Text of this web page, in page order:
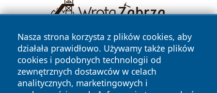
Nasza strona korzysta z plików cookies, aby
działała prawidłowo. Używamy także plików
cookies i podobnych technologii od
zewnętrznych dostawców w celach
analitycznych, marketingowych i